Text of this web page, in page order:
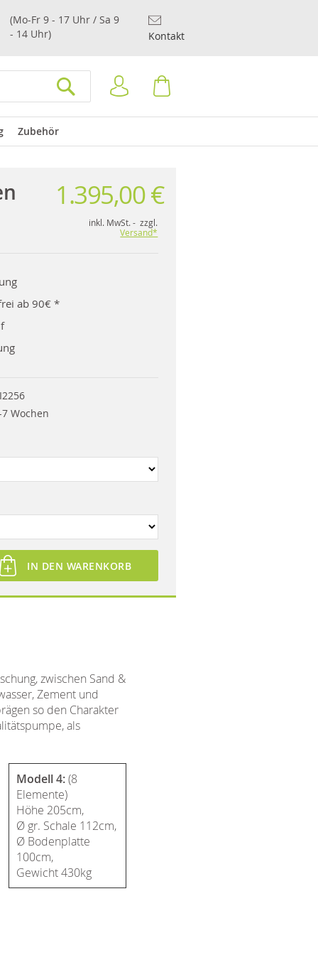
(Mo-Fr 9 - 17 Uhr / Sa 9
- 14 Uhr)
Kontakt
Anmelden
Zubehör
1.395,00 €
inkl. MwSt. - zzgl.
Versand*
ab 90€ *
Wochen
IN DEN WARENKORB
zwischen Sand &
Zement und
so den Charakter
als
Modell 4:(8
Elemente)
Höhe 205cm,
Ø gr. Schale 112cm,
Ø Bodenplatte
100cm,
Gewicht 430kg